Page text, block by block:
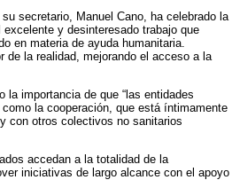
secretario, Manuel Cano, ha celebrado la
y desinteresado trabajo que
en materia de ayuda humanitaria.
de la realidad, mejorando el acceso a la
la importancia de que “las entidades
la cooperación, que está íntimamente
con otros colectivos no sanitarios
accedan a la totalidad de la
iniciativas de largo alcance con el apoyo